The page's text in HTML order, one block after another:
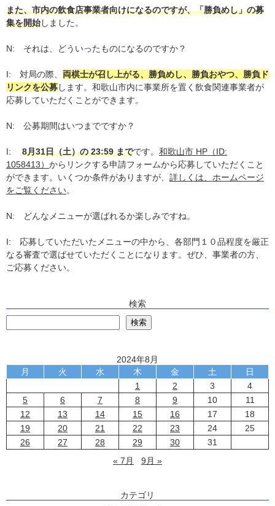
また、市内の飲食店事業者向けになるのですが、「勝負めし」の募
集を開始しました。
N: それは、どういったものになるのですか？
I: 対局の際、 両棋士が召し上がる、勝負めし、勝負おやつ、勝負ド
リンクを公募します。和歌山市内に事業所を置く飲食関連事業者が
応募していただくことができます。
N: 公募期間はいつまでですか？
I: 8月31日（土）の 23:59 までです。 和歌山市 HP（ID:
1058413） からリンクする申請フォームから応募していただくこと
ができます。いくつか条件がありますが、 詳しくは、ホームページ
をご覧ください。
N: どんなメニューが選ばれるか楽しみですね。
I: 応募していただいたメニューの中から、各部門１０品程度を厳正
なる審査で選ばせていただくことになります。ぜひ、事業者の方、
ご応募ください。
検索
検索
2024年8月
月
火 水 木 金 土
日
1
2 3
4
5
6 7 8 9 10
11
12
13 14 15 16 17
18
19
20 21 22 23 24
25
26
27 28 29 30
31
« 7月
9月 »
カテゴリ